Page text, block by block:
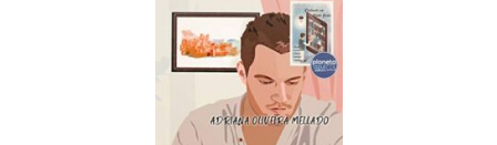
Dupla de inspiração: explorando dois livros de